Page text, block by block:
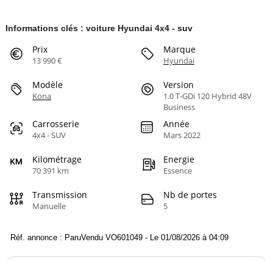
Informations clés : voiture Hyundai 4x4 - suv
Prix
13 990 €
Marque
Hyundai
Modèle
Kona
Version
1.0 T-GDi 120 Hybrid 48V
Business
Carrosserie
4x4 - SUV
Année
Mars 2022
Kilométrage
70 391 km
Energie
Essence
Transmission
Manuelle
Nb de portes
5
Réf. annonce : ParuVendu VO601049 - Le 01/08/2026 à 04:09